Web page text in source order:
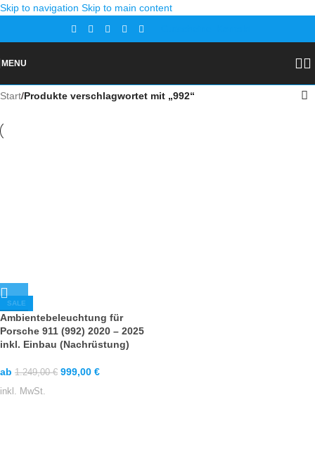
Skip to navigation Skip to main content
MENU
Start/Produkte verschlagwortet mit „992“
SALE
Ambientebeleuchtung für
Porsche 911 (992) 2020 – 2025
inkl. Einbau (Nachrüstung)
ab 1.249,00€ 999,00 €
inkl. MwSt.